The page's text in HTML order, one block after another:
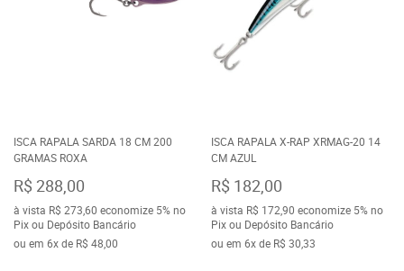
ISCA RAPALA SARDA 18 CM 200
GRAMAS ROXA
R$ 288,00
à vista R$ 273,60 economize 5%no
Pix ou Depósito Bancário
ou em 6xde R$ 48,00
ISCA RAPALA X-RAP XRMAG-20 14
CM AZUL
R$ 182,00
à vista R$ 172,90 economize 5%no
Pix ou Depósito Bancário
ou em 6xde R$ 30,33